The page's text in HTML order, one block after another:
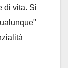
di vita. Si